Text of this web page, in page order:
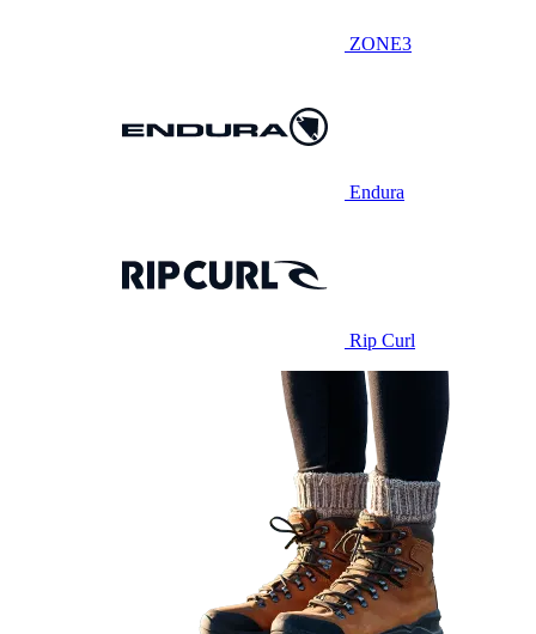
ZONE3
Endura
Rip Curl